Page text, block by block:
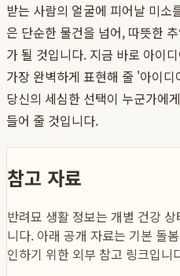
받는 사람의 얼굴에 피어날 미소
은 단순한 물건을 넘어, 따뜻한
가 될 것입니다. 지금 바로 아이
가장 완벽하게 표현해 줄 '아이
당신의 세심한 선택이 누군가에
들어 줄 것입니다.
참고 자료
반려묘 생활 정보는 개별 건강
니다. 아래 공개 자료는 기본 돌
인하기 위한 외부 참고 링크입니